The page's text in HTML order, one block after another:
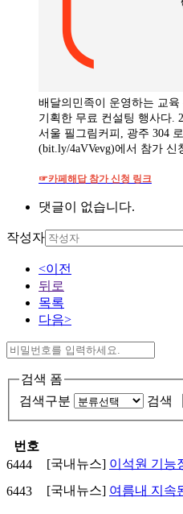
배달의민족이 운영하는 교
기획한 무료 컨설팅 행사다.
서울 필그림커피, 광주 304
(bit.ly/4aVVevg)에서 참가 신
☞카페해답 참가 신청 링크
댓글이 없습니다.
작성자
<이전
뒤로
목록
다음>
검색 폼
검색구분
검색
번호
6444
[국내뉴스] 이석원 기능
6443
[국내뉴스] 여름내 지속